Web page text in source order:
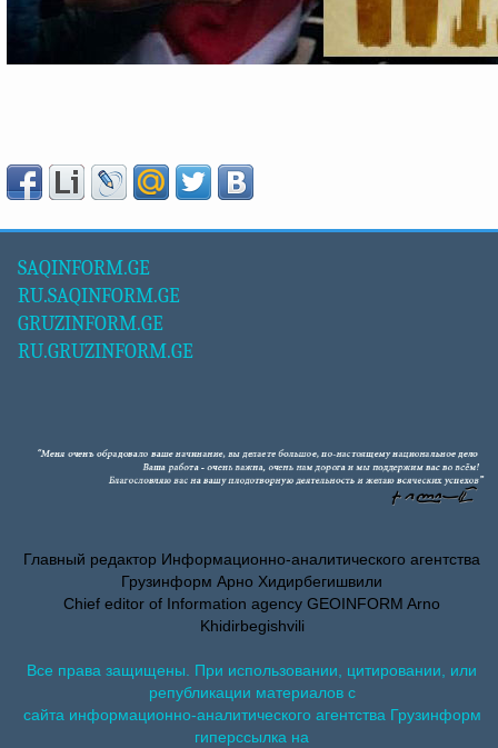
SAQINFORM.GE
RU.SAQINFORM.GE
GRUZINFORM.GE
RU.GRUZINFORM.GE
Главный редактор Информационно-аналитического агентства
Грузинформ Арно Хидирбегишвили
Chief editor of Information agency GEOINFORM Arno
Khidirbegishvili
Все права защищены. При использовании, цитировании, или
републикации материалов с
сайта информационно-аналитического агентства Грузинформ
гиперссылка на